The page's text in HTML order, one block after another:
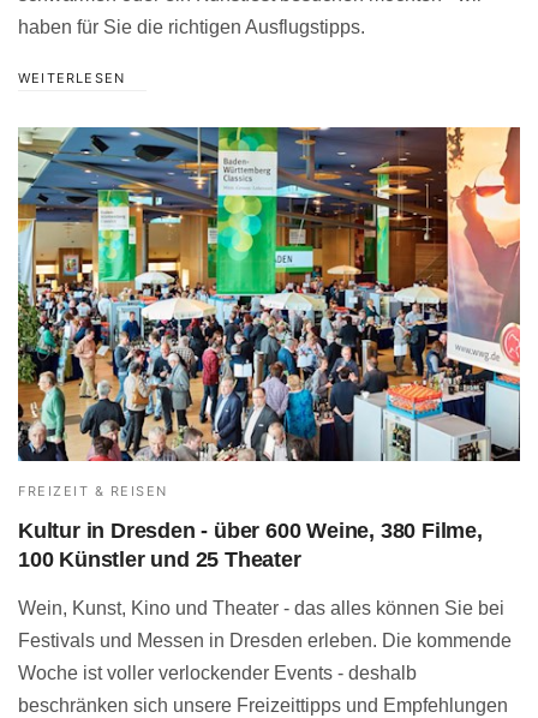
haben für Sie die richtigen Ausflugstipps.
WEITERLESEN
FREIZEIT & REISEN
Kultur in Dresden - über 600 Weine, 380 Filme,
100 Künstler und 25 Theater
Wein, Kunst, Kino und Theater - das alles können Sie bei
Festivals und Messen in Dresden erleben. Die kommende
Woche ist voller verlockender Events - deshalb
beschränken sich unsere Freizeittipps und Empfehlungen